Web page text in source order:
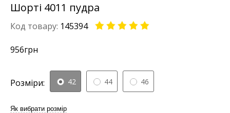
Шорті 4011 пудра
Код товару: 145394
956грн
Розміри: 42 44 46
Як вибрати розмір